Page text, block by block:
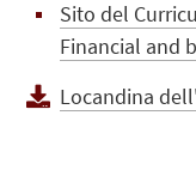
Sito del
Financial and
Locandina